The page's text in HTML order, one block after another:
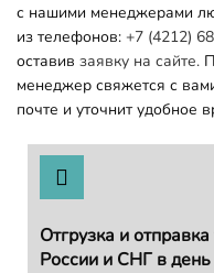
с нашими менеджерами
из телефонов: +7 (4212)
оставив заявку на сайте.
менеджер свяжется с
почте и уточнит удобное
Отгрузка и
России и СНГ в